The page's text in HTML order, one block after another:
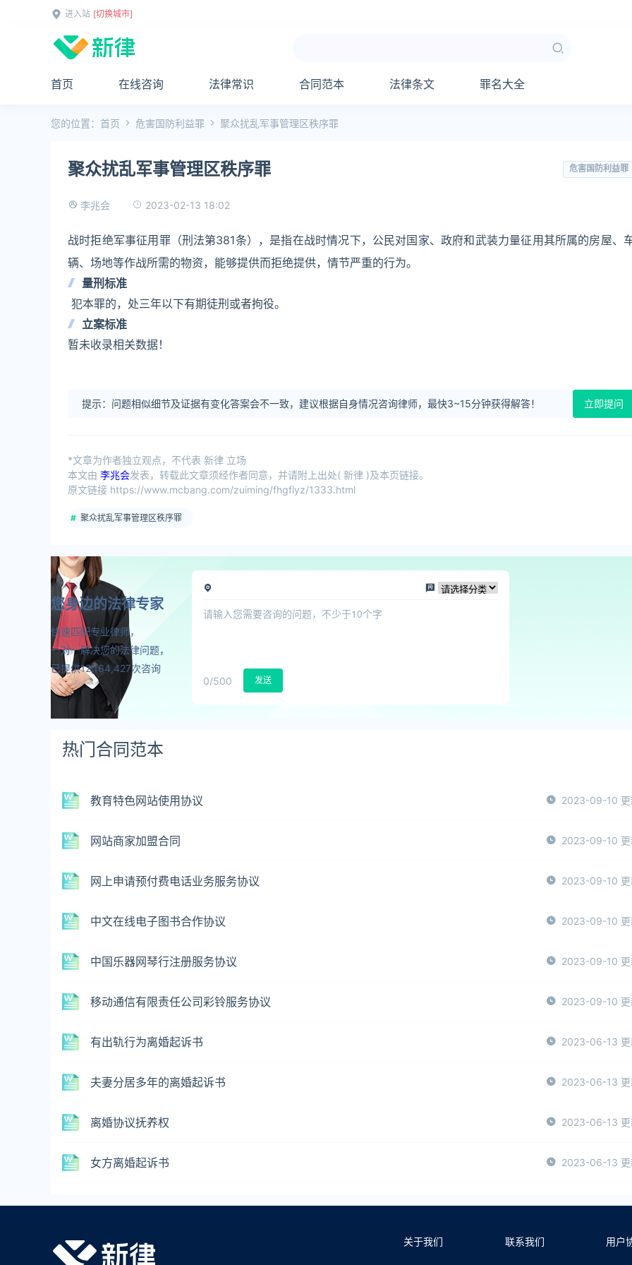
进入站 [切换城市]
首页 在线咨询 法律常识 合同范本 法律条文 罪名大全
您的位置： 首页 危害国防利益罪 聚众扰乱军事管理区秩序罪
聚众扰乱军事管理区秩序罪 危害国防利益罪
李兆会 2023-02-13 18:02
战时拒绝军事征用罪（刑法第381条），是指在战时情况下，公民对国家、政府和武装力量征用其所属的房屋、
辆、场地等作战所需的物资，能够提供而拒绝提供，情节严重的行为。
量刑标准
犯本罪的，处三年以下有期徒刑或者拘役。
立案标准
暂未收录相关数据！
提示：问题相似细节及证据有变化答案会不一致，建议根据自身情况咨询律师，最快3~15分钟获得解答！ 立即提问
*文章为作者独立观点，不代表 新律 立场
本文由 李兆会发表，转载此文章须经作者同意，并请附上出处( 新律 )及本页链接。
原文链接 https://www.mcbang.com/zuiming/fhgflyz/1333.html
聚众扰乱军事管理区秩序罪
您身边的法律专家
快速匹配专业律师，
一对一解决您的法律问题，
已提供12,164,427次咨询
0/500 发送
热门合同范本
教育特色网站使用协议 2023-09-10 更
网站商家加盟合同 2023-09-10 更
网上申请预付费电话业务服务协议 2023-09-10 更
中文在线电子图书合作协议 2023-09-10 更
中国乐器网琴行注册服务协议 2023-09-10 更
移动通信有限责任公司彩铃服务协议 2023-09-10 更
有出轨行为离婚起诉书 2023-06-13 更
夫妻分居多年的离婚起诉书 2023-06-13 更
离婚协议抚养权 2023-06-13 更
女方离婚起诉书 2023-06-13 更
关于我们 联系我们 用户